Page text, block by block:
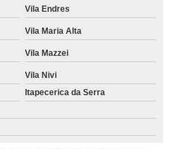
Vila Endres
Vila Maria Alta
Vila Mazzei
Vila Nivi
Itapecerica da Serra